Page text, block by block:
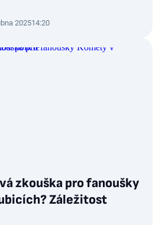
202514:20
zkouška pro fanoušky
Záležitost